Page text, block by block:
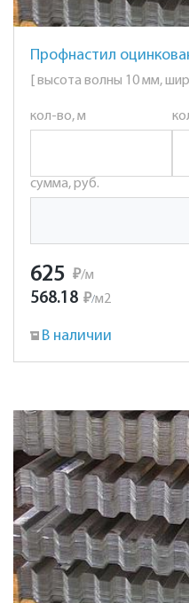
[ высота волны 10 мм,
кол-во, м
сумма, руб.
625 ₽/м
568.18 ₽/м2
В наличии